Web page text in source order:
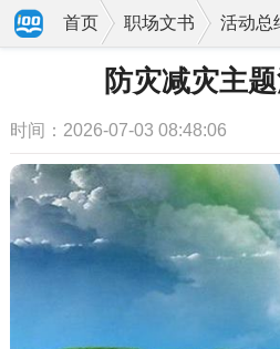
首页 职场文书 活动总
防灾减灾主
时间：2026-07-03 08:48:06